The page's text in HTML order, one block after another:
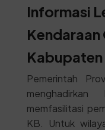
Informasi
Kendaraan
Kabupaten
Pemerintah
memfasilitasi
KB. Untuk